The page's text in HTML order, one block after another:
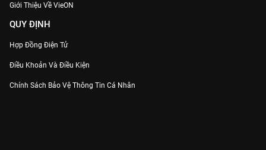
Giới Thiệu Về VieON
QUY ĐỊNH
Hợp Đồng Điện Tử
Điều Khoản Và Điều Kiện
Chính Sách Bảo Vệ Thông Tin Cá Nhân